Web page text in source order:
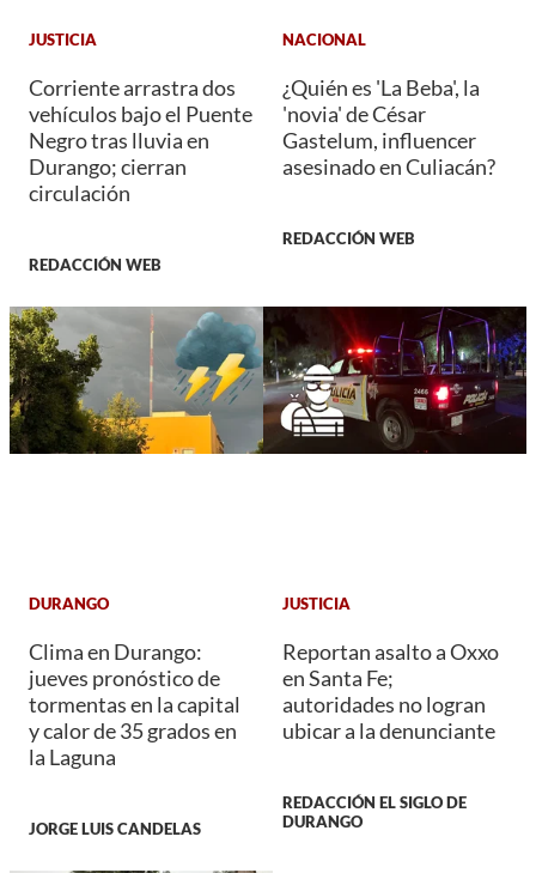
JUSTICIA
Corriente arrastra dos
vehículos bajo el Puente
Negro tras lluvia en
Durango; cierran
circulación
REDACCIÓN WEB
NACIONAL
¿Quién es 'La Beba', la
'novia' de César
Gastelum, influencer
asesinado en Culiacán?
REDACCIÓN WEB
DURANGO
Clima en Durango:
jueves pronóstico de
tormentas en la capital
y calor de 35 grados en
la Laguna
JORGE LUIS CANDELAS
JUSTICIA
Reportan asalto a Oxxo
en Santa Fe;
autoridades no logran
ubicar a la denunciante
REDACCIÓN EL SIGLO DE
DURANGO